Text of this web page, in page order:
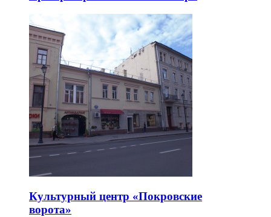
Культурный центр «Покровские
ворота»